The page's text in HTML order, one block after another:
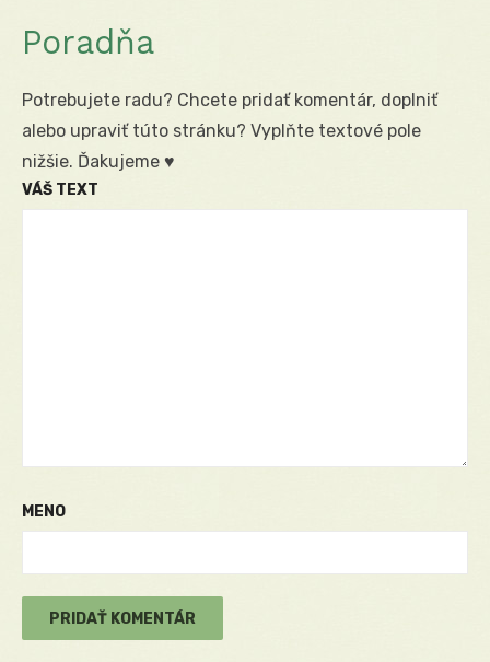
Poradňa
Potrebujete radu? Chcete pridať komentár, doplniť
alebo upraviť túto stránku? Vyplňte textové pole
nižšie. Ďakujeme ♥
VÁŠ TEXT
MENO